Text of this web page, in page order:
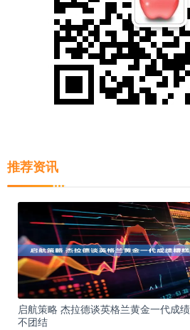
推荐资讯
启航策略 杰拉德谈英格兰黄金一代成
不团结